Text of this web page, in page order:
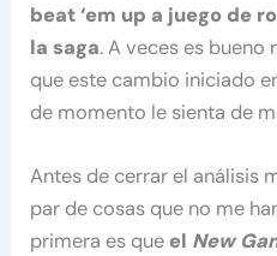
beat ‘em up a juego de
la saga. A veces es bueno
que este cambio iniciado
de momento le sienta de
Antes de cerrar el análisis
par de cosas que no me
primera es que el New